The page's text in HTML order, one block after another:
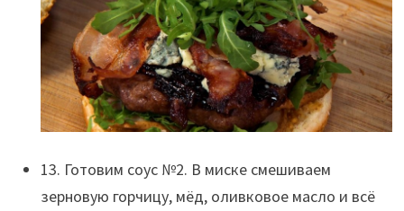
13. Готовим соус №2. В миске смешиваем
зерновую горчицу, мёд, оливковое масло и всё